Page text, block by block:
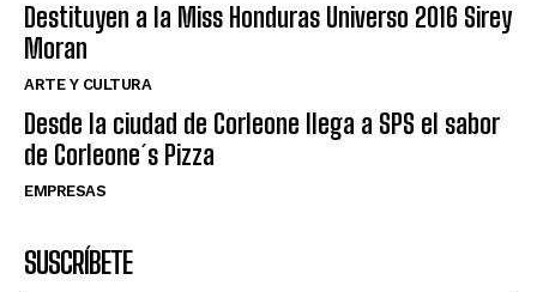
Destituyen a la Miss Honduras Universo 2016 Sirey
Moran
ARTE Y CULTURA
Desde la ciudad de Corleone llega a SPS el sabor
de Corleone´s Pizza
EMPRESAS
SUSCRÍBETE